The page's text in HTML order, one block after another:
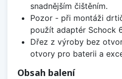
snadnějším čištěním.
Pozor - při montáži
použít adaptér Schock
Dřez z výroby bez
otvory pro baterii a
Obsah balení